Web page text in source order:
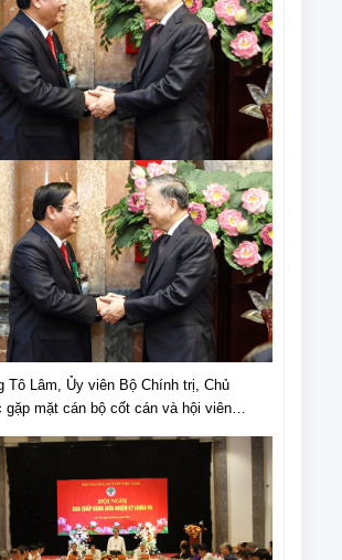
Tô Lâm, Ủy viên Bộ Chính trị, Chủ
mặt cán bộ cốt cán và hội viên
Việt Nam (6/6/1941-6/6/2024).